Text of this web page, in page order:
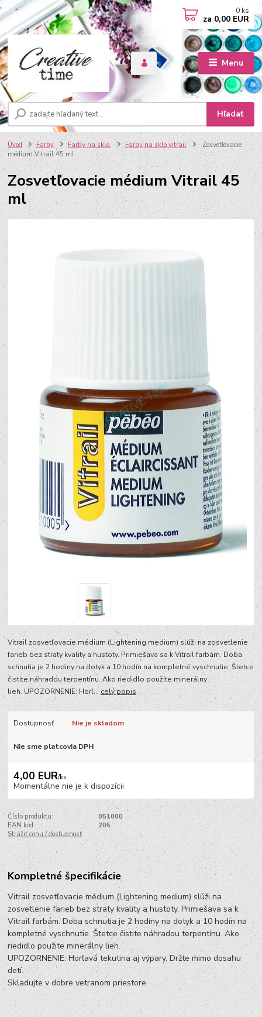
Menu
Hľadať
0 ks
za 0,00 EUR
Úvod Farby Farby na sklo Farby na sklo vitrail
Zosvetľovacie
médium Vitrail 45 ml
Zosvetľovacie médium Vitrail 45
ml
Vitrail zosvetľovacie médium (Lightening medium) slúži na zosvetlenie
farieb bez straty kvality a hustoty. Primiešava sa k Vitrail farbám. Doba
schnutia je 2 hodiny na dotyk a 10 hodín na kompletné vyschnutie. Štetce
čistite náhradou terpentínu. Ako riedidlo použite minerálny
lieh. UPOZORNENIE: Horľ... celý popis
Dostupnosť Nie je skladom
Nie sme platcovia DPH
4,00 EUR/ks
Momentálne nie je k dispozícii
Číslo produktu:
051000
EAN kód:
205
Strážiť cenu / dostupnosť
Kompletné špecifikácie
Vitrail zosvetľovacie médium (Lightening medium) slúži na
zosvetlenie farieb bez straty kvality a hustoty. Primiešava sa k
Vitrail farbám. Doba schnutia je 2 hodiny na dotyk a 10 hodín na
kompletné vyschnutie. Štetce čistite náhradou terpentínu. Ako
riedidlo použite minerálny lieh.
UPOZORNENIE: Horľavá tekutina aj výpary. Držte mimo dosahu
detí.
Skladujte v dobre vetranom priestore.